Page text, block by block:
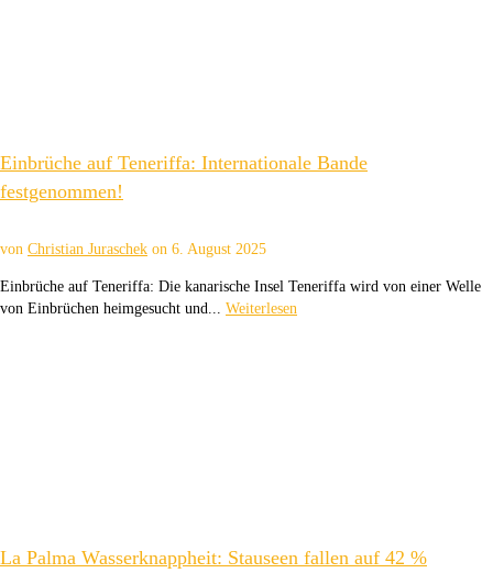
Einbrüche auf Teneriffa: Internationale Bande
festgenommen!
von Christian Juraschek on 6. August 2025
Einbrüche auf Teneriffa: Die kanarische Insel Teneriffa wird von einer Welle
von Einbrüchen heimgesucht und... Weiterlesen
La Palma Wasserknappheit: Stauseen fallen auf 42 %